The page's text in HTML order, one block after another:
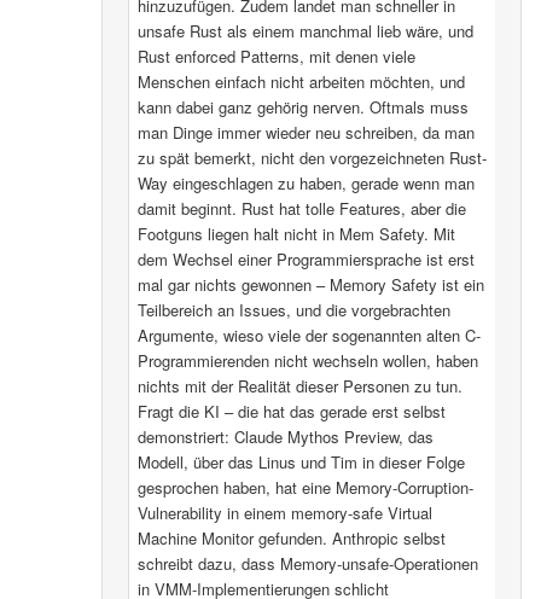
hinzuzufügen. Zudem landet man schneller in
unsafe Rust als einem manchmal lieb wäre, und
Rust enforced Patterns, mit denen viele
Menschen einfach nicht arbeiten möchten, und
kann dabei ganz gehörig nerven. Oftmals muss
man Dinge immer wieder neu schreiben, da man
zu spät bemerkt, nicht den vorgezeichneten Rust-
Way eingeschlagen zu haben, gerade wenn man
damit beginnt. Rust hat tolle Features, aber die
Footguns liegen halt nicht in Mem Safety. Mit
dem Wechsel einer Programmiersprache ist erst
mal gar nichts gewonnen – Memory Safety ist ein
Teilbereich an Issues, und die vorgebrachten
Argumente, wieso viele der sogenannten alten C-
Programmierenden nicht wechseln wollen, haben
nichts mit der Realität dieser Personen zu tun.
Fragt die KI – die hat das gerade erst selbst
demonstriert: Claude Mythos Preview, das
Modell, über das Linus und Tim in dieser Folge
gesprochen haben, hat eine Memory-Corruption-
Vulnerability in einem memory-safe Virtual
Machine Monitor gefunden. Anthropic selbst
schreibt dazu, dass Memory-unsafe-Operationen
in VMM-Implementierungen schlicht